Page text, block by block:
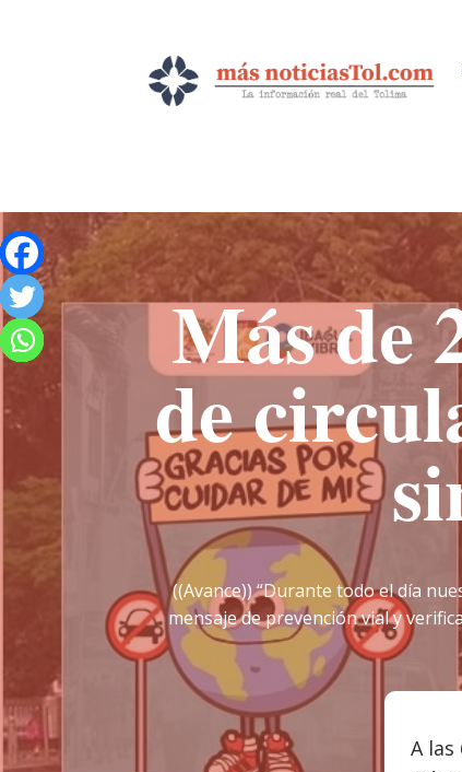
Más de
de
((Avance)) “Durante todo el día
mensaje de prevención vial y
A